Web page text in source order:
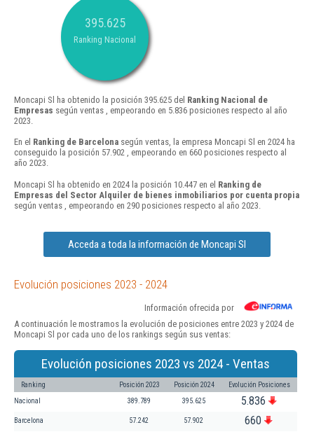
395.625
Ranking Nacional
Moncapi Sl ha obtenido la posición 395.625 del Ranking Nacional de
Empresas según ventas , empeorando en 5.836 posiciones respecto al año
2023.
En el Ranking de Barcelona según ventas, la empresa Moncapi Sl en 2024 ha
conseguido la posición 57.902 , empeorando en 660 posiciones respecto al
año 2023.
Moncapi Sl ha obtenido en 2024 la posición 10.447 en el Ranking de
Empresas del Sector Alquiler de bienes inmobiliarios por cuenta propia
según ventas , empeorando en 290 posiciones respecto al año 2023.
Acceda a toda la información de Moncapi Sl
Evolución posiciones 2023 - 2024
Información ofrecida por
A continuación le mostramos la evolución de posiciones entre 2023 y 2024 de
Moncapi Sl por cada uno de los rankings según sus ventas:
Evolución posiciones 2023 vs 2024 - Ventas
Ranking Posición 2023 Posición 2024 Evolución Posiciones
Nacional 389.789 395.625 5.836
Barcelona 57.242 57.902 660